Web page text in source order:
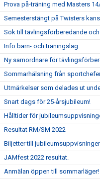
Prova på-träning med Masters
Semesterstängt på Twisters
Sök till tävlingsförberedande
Info barn- och träningslag
Ny samordnare för
Sommarhälsning från
Utmärkelser som delades ut
Snart dags för 25-årsjubileum!
Hålltider för
Resultat RM/SM 2022
Biljetter till
JAMfest 2022 resultat.
Anmälan öppen till sommarläger!